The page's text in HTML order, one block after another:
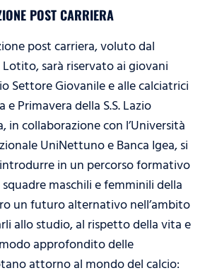
POST CARRIERA
post carriera, voluto dal
sarà riservato ai giovani
Settore Giovanile e alle calciatrici
e Primavera della S.S. Lazio
in collaborazione con l’Università
UniNettuno e Banca Igea, si
in un percorso formativo
maschili e femminili della
un futuro alternativo nell’ambito
allo studio, al rispetto della vita e
approfondito delle
attorno al mondo del calcio: